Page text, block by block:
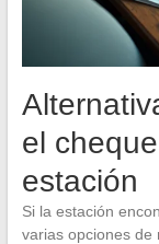
el
estación
Si la estación
varias opciones de